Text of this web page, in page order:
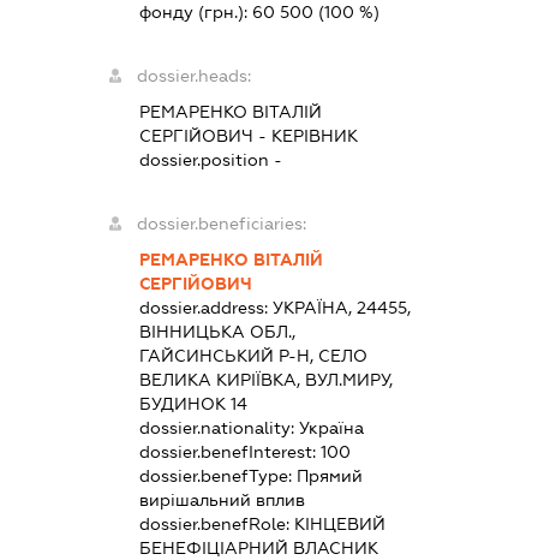
фонду (грн.): 60 500 (100 %)
dossier.heads:
РЕМАРЕНКО ВІТАЛІЙ
СЕРГІЙОВИЧ - КЕРІВНИК
dossier.position -
dossier.beneficiaries:
РЕМАРЕНКО ВІТАЛІЙ
СЕРГІЙОВИЧ
dossier.address:УКРАЇНА, 24455,
ВІННИЦЬКА ОБЛ.,
ГАЙСИНСЬКИЙ Р-Н, СЕЛО
ВЕЛИКА КИРІЇВКА, ВУЛ.МИРУ,
БУДИНОК 14
dossier.nationality:Україна
dossier.benefInterest:100
dossier.benefType: Прямий
вирішальний вплив
dossier.benefRole: КІНЦЕВИЙ
БЕНЕФІЦІАРНИЙ ВЛАСНИК